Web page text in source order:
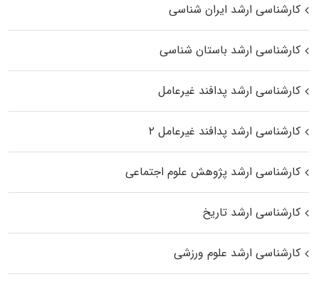
کارشناسی ارشد ایران شناسی
کارشناسی ارشد باستان شناسی
کارشناسی ارشد پدافند غیرعامل
کارشناسی ارشد پدافند غیرعامل ۲
کارشناسی ارشد پژوهش علوم اجتماعی
کارشناسی ارشد تاریخ
کارشناسی ارشد علوم ورزشی